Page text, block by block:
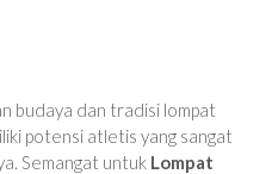
budaya dan tradisi lompat
potensi atletis yang sangat
Semangat untuk Lompat